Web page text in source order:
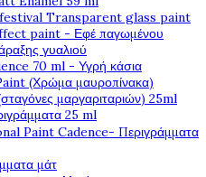
Transparent glass paint
paint - Εφέ παγωμένου
γυαλιού
70 ml - Υγρή κάσια
(Χρώμα μαυροπίνακα)
μαργαριταριών) 25ml
25 ml
Paint Cadence- Περιγράμματα
μάτ